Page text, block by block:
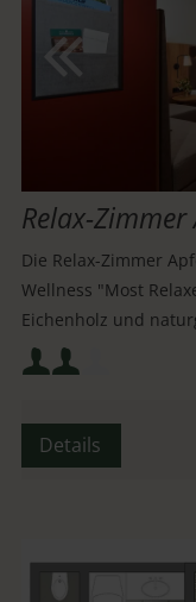
Relax-
Die Relax-Zimmer
Wellness "Most
Eichenholz und
würdig.
Mindestbelegung:
Maximalbelegung:
Details